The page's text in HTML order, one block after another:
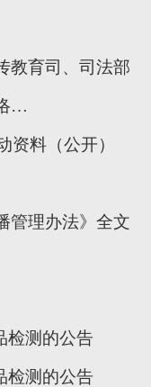
教育司、司法部
…
资料（公开）
管理办法》全文
检测的公告
检测的公告